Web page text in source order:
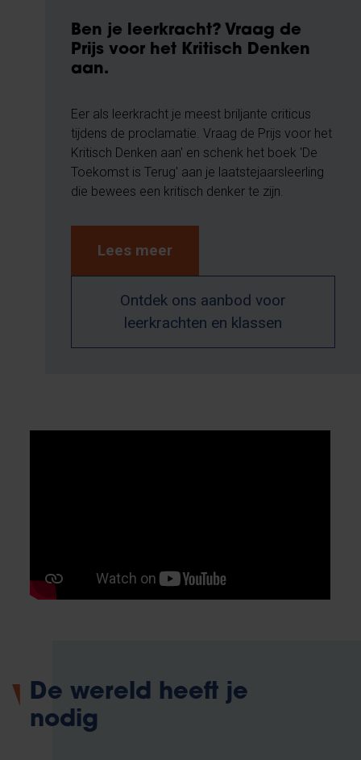
Ben je leerkracht? Vraag de
Prijs voor het Kritisch Denken
aan.
Eer als leerkracht je meest briljante criticus
tijdens de proclamatie. Vraag de Prijs voor het
Kritisch Denken aan' en schenk het boek 'De
Toekomst is Terug' aan je laatstejaarsleerling
die bewees een kritisch denker te zijn.
Lees meer
Ontdek ons aanbod voor
leerkrachten en klassen
De wereld heeft je
nodig